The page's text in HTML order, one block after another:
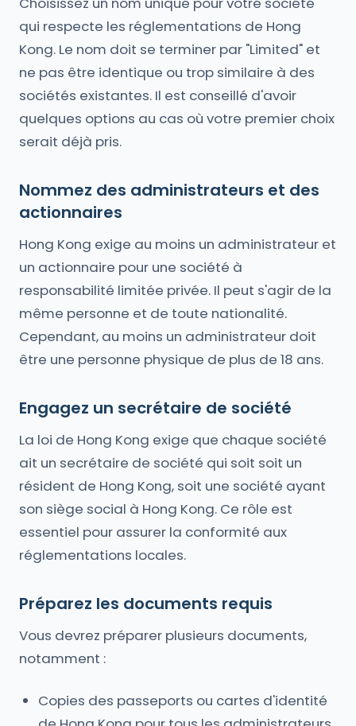
qui respecte les réglementations de Hong
Kong. Le nom doit se terminer par "Limited" et
ne pas être identique ou trop similaire à des
sociétés existantes. Il est conseillé d'avoir
quelques options au cas où votre premier choix
serait déjà pris.
Nommez des administrateurs et des
actionnaires
Hong Kong exige au moins un administrateur et
un actionnaire pour une société à
responsabilité limitée privée. Il peut s'agir de la
même personne et de toute nationalité.
Cependant, au moins un administrateur doit
être une personne physique de plus de 18 ans.
Engagez un secrétaire de société
La loi de Hong Kong exige que chaque société
ait un secrétaire de société qui soit soit un
résident de Hong Kong, soit une société ayant
son siège social à Hong Kong. Ce rôle est
essentiel pour assurer la conformité aux
réglementations locales.
Préparez les documents requis
Vous devrez préparer plusieurs documents,
notamment :
Copies des passeports ou cartes d'identité